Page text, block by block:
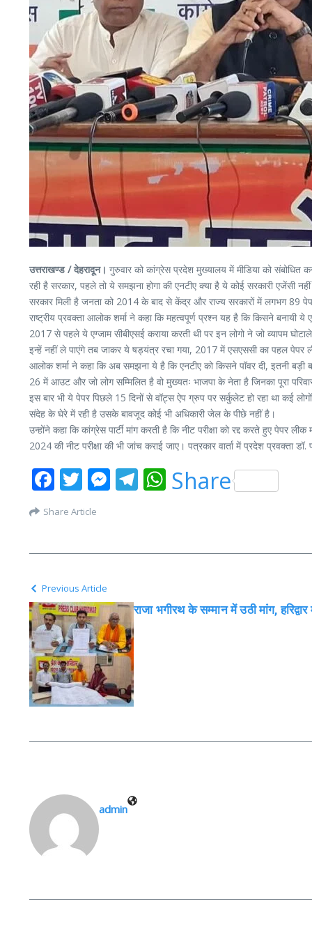
उत्तराखण्ड / देहरादून। गुरुवार को कांग्रेस प्रदेश मुख्यालय में मीडिया को संबोधित
रही है सरकार, पहले तो ये समझना होगा की एनटीए क्या है ये कोई सरकारी एजेंसी
सरकार मिली है जनता को 2014 के बाद से केंद्र और राज्य सरकारों में लगभग 89
राष्ट्रीय प्रवक्ता आलोक शर्मा ने कहा कि महत्वपूर्ण प्रश्न यह है कि किसने
2017 से पहले ये एग्जाम सीबीएसई कराया करती थी पर इन लोगो ने जो व्यापम
इन्हें नहीं ले पाएंगे तब जाकर ये षड्यंत्र रचा गया, 2017 में एसएससी का पहल
आलोक शर्मा ने कहा कि अब समझना ये है कि एनटीए को किसने पॉवर दी, इतनी
26 में आउट और जो लोग सम्मिलित है वो मुख्यतः भाजपा के नेता है जिनका पूरा
इस बार भी ये पेपर पिछले 15 दिनों से वॉट्स ऐप ग्रुप पर सर्कुलेट हो रहा था कई
संदेह के घेरे में रही है उसके बावजूद कोई भी अधिकारी जेल के पीछे नहीं है।
उन्होंने कहा कि कांग्रेस पार्टी मांग करती है कि नीट परीक्षा को रद्द करते हुए पेपर
2024 की नीट परीक्षा की भी जांच कराई जाए। पत्रकार वार्ता में प्रदेश प्रवक्ता
Facebook
Twitter
Messenger
Telegram
WhatsApp
Share
Share Article
Previous Article
राजा भगीरथ के सम्मान में उठी मांग,
admin